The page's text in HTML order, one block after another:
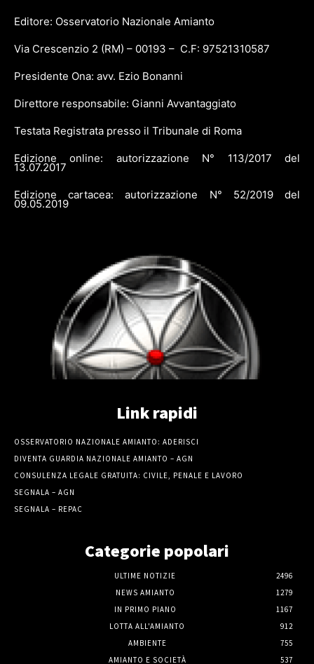
Editore: Osservatorio Nazionale Amianto
Via Crescenzio 2 (RM) – 00193 – C.F: 97521310587
Presidente Ona: avv. Ezio Bonanni
Direttore responsabile: Gianni Avvantaggiato
Testata Registrata presso il Tribunale di Roma
Edizione online: autorizzazione N° 113/2017 del
13.07.2017
Edizione cartacea: autorizzazione N° 52/2019 del
09.05.2019
Link rapidi
OSSERVATORIO NAZIONALE AMIANTO: ADERISCI
DIVENTA GUARDIA NAZIONALE AMIANTO – AGN
CONSULENZA LEGALE GRATUITA: CIVILE, PENALE E LAVORO
SEGNALA – AGN
SEGNALA – REPAC
Categorie popolari
ULTIME NOTIZIE
2496
NEWS AMIANTO
1279
IN PRIMO PIANO
1167
LOTTA ALL'AMIANTO
912
AMBIENTE
755
AMIANTO E SOCIETÀ
537